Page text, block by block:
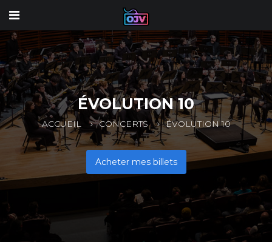
ÉVOLUTION 10
ACCUEIL CONCERTS ÉVOLUTION 10
Acheter mes billets